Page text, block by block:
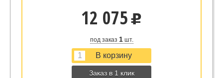
12 075 u
под заказ 1шт.
Заказ в 1 клик